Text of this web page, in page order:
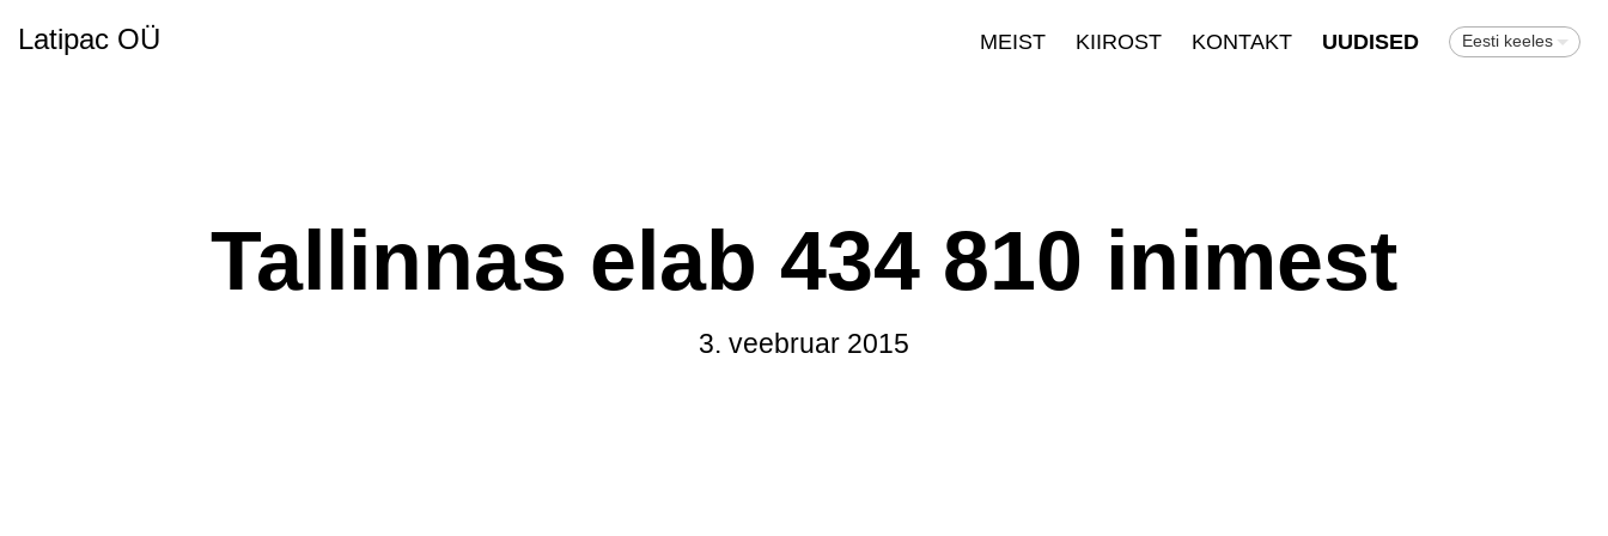
Latipac OÜ MEIST KIIROST KONTAKT UUDISED Eesti keeles
Tallinnas elab 434 810 inimest
3. veebruar 2015